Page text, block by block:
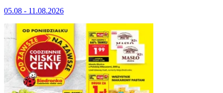
05.08 - 11.08.2026